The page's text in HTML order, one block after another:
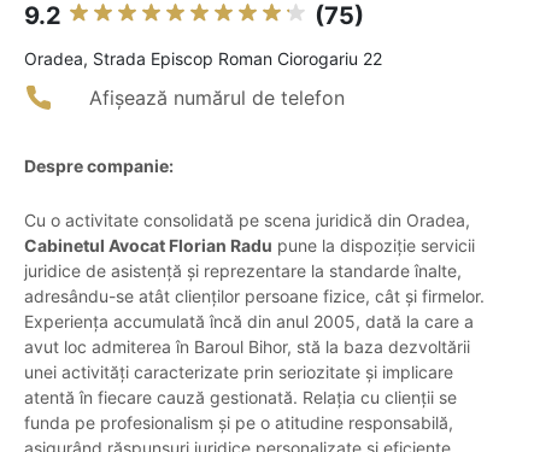
9.2 (75)
Oradea, Strada Episcop Roman Ciorogariu 22
Afișează numărul de telefon
Despre companie:
Cu o activitate consolidată pe scena juridică din Oradea,
Cabinetul Avocat Florian Radu pune la dispoziție servicii
juridice de asistență și reprezentare la standarde înalte,
adresându-se atât clienților persoane fizice, cât și firmelor.
Experiența accumulată încă din anul 2005, dată la care a
avut loc admiterea în Baroul Bihor, stă la baza dezvoltării
unei activități caracterizate prin seriozitate și implicare
atentă în fiecare cauză gestionată. Relația cu clienții se
funda pe profesionalism și pe o atitudine responsabilă,
asigurând răspunsuri juridice personalizate și eficiente